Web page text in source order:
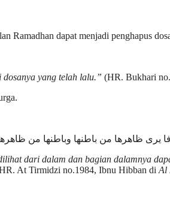
Ramadhan dapat menjadi penghapus
yang telah lalu.” (HR. Bukhari
يرى ظاهرها من باطنها وباطنها من
dari dalam dan bagian dalamnya
At Tirmidzi no.1984, Ibnu Hibban di Al